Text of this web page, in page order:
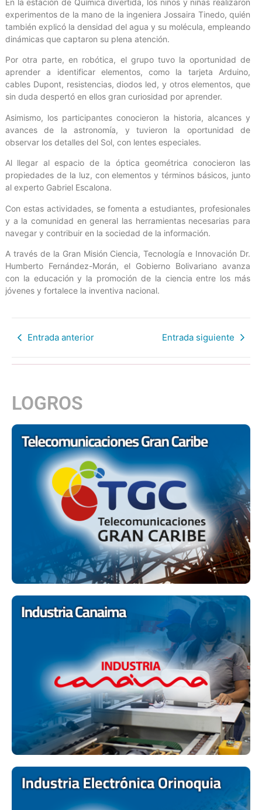
En la estación de Química divertida, los niños y niñas realizaron
experimentos de la mano de la ingeniera Jossaira Tinedo, quién
también explicó la densidad del agua y su molécula, empleando
dinámicas que captaron su plena atención.
Por otra parte, en robótica, el grupo tuvo la oportunidad de
aprender a identificar elementos, como la tarjeta Arduino,
cables Dupont, resistencias, diodos led, y otros elementos, que
sin duda despertó en ellos gran curiosidad por aprender.
Asimismo, los participantes conocieron la historia, alcances y
avances de la astronomía, y tuvieron la oportunidad de
observar los detalles del Sol, con lentes especiales.
Al llegar al espacio de la óptica geométrica conocieron las
propiedades de la luz, con elementos y términos básicos, junto
al experto Gabriel Escalona.
Con estas actividades, se fomenta a estudiantes, profesionales
y a la comunidad en general las herramientas necesarias para
navegar y contribuir en la sociedad de la información.
A través de la Gran Misión Ciencia, Tecnología e Innovación Dr.
Humberto Fernández-Morán, el Gobierno Bolivariano avanza
con la educación y la promoción de la ciencia entre los más
jóvenes y fortalece la inventiva nacional.
Entrada anterior Entrada siguiente
LOGROS